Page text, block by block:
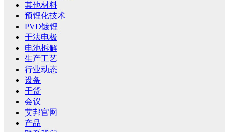
其他材料
预锂化技术
PVD镀锂
干法电极
电池拆解
生产工艺
行业动态
设备
干货
会议
艾邦官网
产品